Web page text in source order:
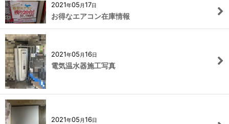
2021年05 月17日
お得なエアコン在庫情報
2021年05 月16日
電気温水器施工写真
2021年05 月16日